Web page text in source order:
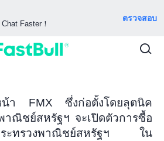
Faster！
ตรวจสอบ
น้า FMX ซึ่งก่อตั้งโดยลุตนิค
าณิชย์สหรัฐฯ จะเปิดตัวการซื้อ
กระทรวงพาณิชย์สหรัฐฯ ใน